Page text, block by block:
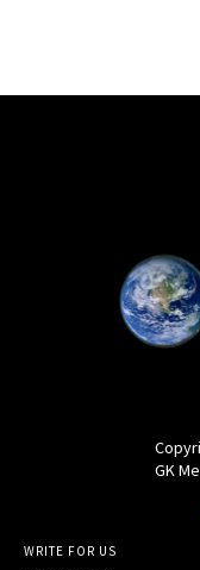
GK
WRITE FOR US